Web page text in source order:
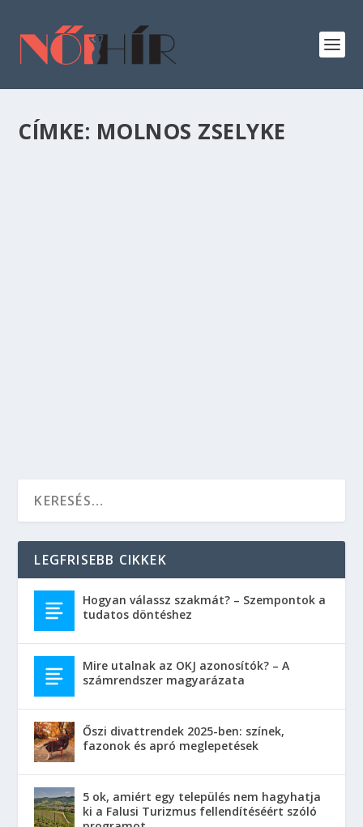
CÍMKE: MOLNOS ZSELYKE
LEGFRISEBB CIKKEK
Hogyan válassz szakmát? – Szempontok a
tudatos döntéshez
Mire utalnak az OKJ azonosítók? – A
számrendszer magyarázata
Őszi divattrendek 2025-ben: színek,
fazonok és apró meglepetések
5 ok, amiért egy település nem hagyhatja
ki a Falusi Turizmus fellendítéséért szóló